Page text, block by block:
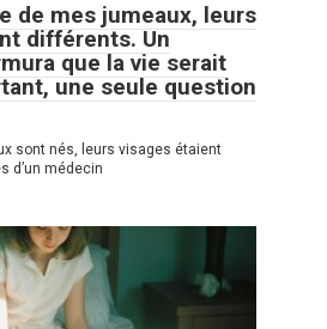
de mes jumeaux, leurs
différents. Un
que la vie serait
une seule question
sont nés, leurs visages étaient
d’un médecin